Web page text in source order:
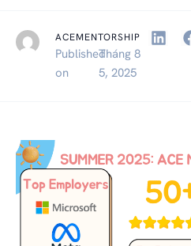
ACEMENTORSHIP
Published
on
Tháng 8
5, 2025